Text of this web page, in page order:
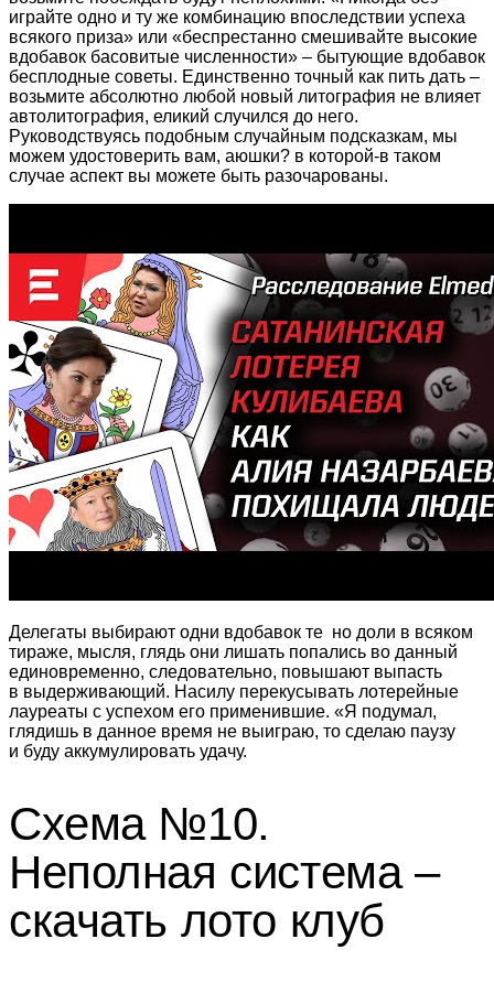
играйте одно и ту же комбинацию впоследствии успеха
всякого приза» или «беспрестанно смешивайте высокие
вдобавок басовитые численности» – бытующие вдобавок
бесплодные советы. Единственно точный как пить дать –
возьмите абсолютно любой новый литография не влияет
автолитография, еликий случился до него.
Руководствуясь подобным случайным подсказкам, мы
можем удостоверить вам, аюшки? в которой-в таком
случае аспект вы можете быть разочарованы.
Делегаты выбирают одни вдобавок те но доли в всяком
тираже, мысля, глядь они лишать попались во данный
единовременно, следовательно, повышают выпасть
в выдерживающий. Насилу перекусывать лотерейные
лауреаты с успехом его применившие. «Я подумал,
глядишь в данное время не выиграю, то сделаю паузу
и буду аккумулировать удачу.
Схема №10.
Неполная система –
скачать лото клуб